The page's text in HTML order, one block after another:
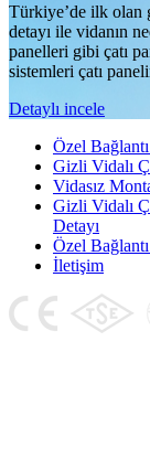
Türkiye’de ilk olan
detayı ile vidanın
panelleri gibi çatı
sistemleri çatı
Detaylı incele
Özel
Gizli Vidalı
Vidasız
Gizli Vidalı
Detayı
Özel
İletişim